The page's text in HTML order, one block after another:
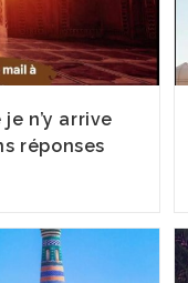
n’y arrive
réponses